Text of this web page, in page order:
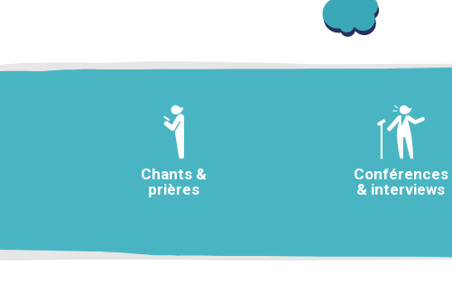
Chants &
prières
Conférences
& interviews